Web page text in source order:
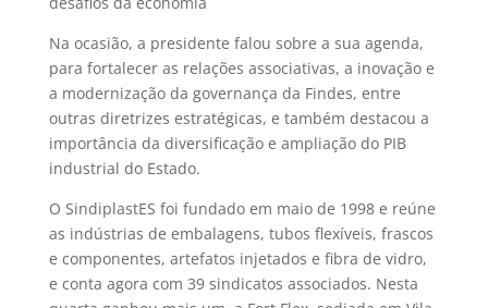
Na ocasião, a presidente falou sobre a sua agenda,
para fortalecer as relações associativas, a inovação e
a modernização da governança da Findes, entre
outras diretrizes estratégicas, e também destacou a
importância da diversificação e ampliação do PIB
industrial do Estado.
O SindiplastES foi fundado em maio de 1998 e reúne
as indústrias de embalagens, tubos flexíveis, frascos
e componentes, artefatos injetados e fibra de vidro,
e conta agora com 39 sindicatos associados. Nesta